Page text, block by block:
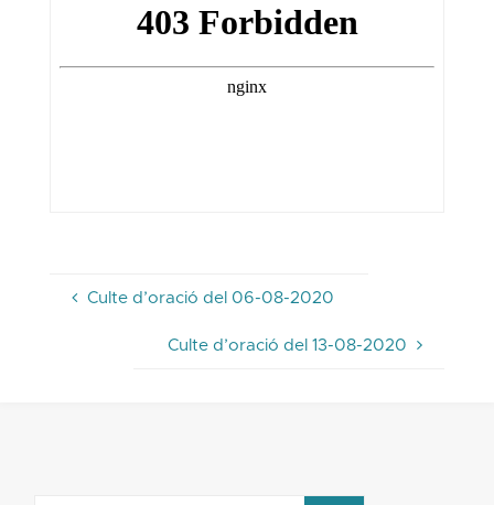
Culte d’oració del 06-08-2020
Culte d’oració del 13-08-2020